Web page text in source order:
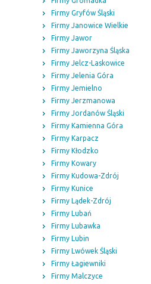
Firmy Gryfów Śląski
Firmy Janowice Wielkie
Firmy Jawor
Firmy Jaworzyna Śląska
Firmy Jelcz-Laskowice
Firmy Jelenia Góra
Firmy Jemielno
Firmy Jerzmanowa
Firmy Jordanów Śląski
Firmy Kamienna Góra
Firmy Karpacz
Firmy Kłodzko
Firmy Kowary
Firmy Kudowa-Zdrój
Firmy Kunice
Firmy Lądek-Zdrój
Firmy Lubań
Firmy Lubawka
Firmy Lubin
Firmy Lwówek Śląski
Firmy Łagiewniki
Firmy Malczyce